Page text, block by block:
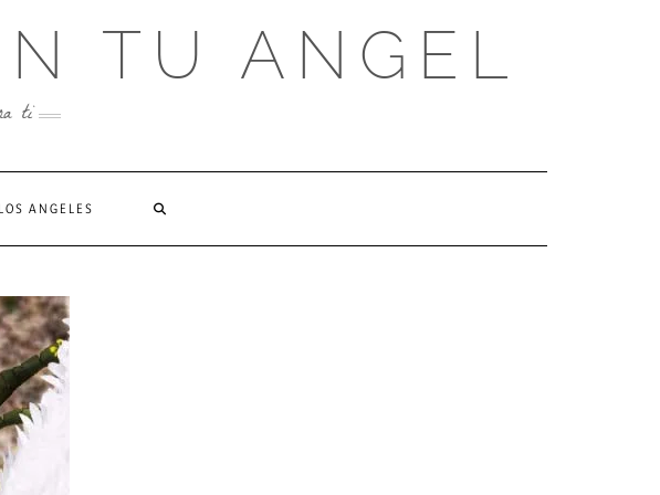
TU ANGEL
ti
ANGELES